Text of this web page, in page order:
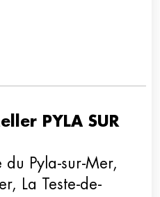
PYLA SUR
Pyla-sur-Mer,
La Teste-de-